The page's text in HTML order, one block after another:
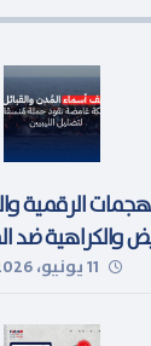
الرقمية
والكراهية
اللجوء في
11 يونيو، 2026